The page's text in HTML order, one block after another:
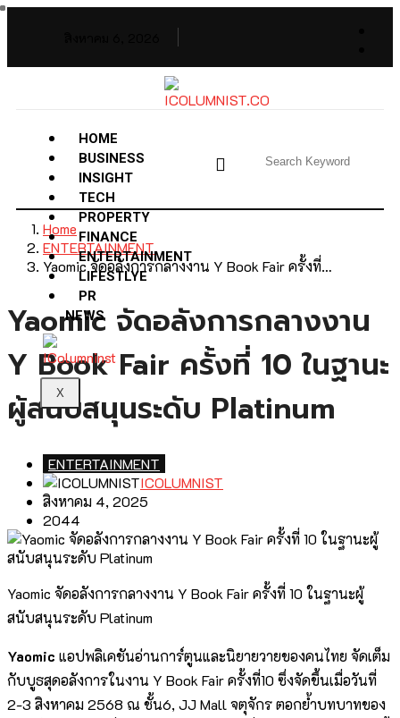
HOME
BUSINESS
INSIGHT
TECH
PROPERTY
FINANCE
ENTERTAINMENT
LIFESTLYE
PR
NEWS
X
Home
ENTERTAINMENT
Yaomic จัดอลังการกลางงาน Y Book Fair ครั้งที่…
Yaomic จัดอลังการกลางงาน
Y Book Fair ครั้งที่ 10 ในฐานะ
ผู้สนับสนุนระดับ Platinum
ENTERTAINMENT
ICOLUMNIST
สิงหาคม 4, 2025
2044
Yaomic จัดอลังการกลางงาน Y Book Fair ครั้งที่ 10 ในฐานะผู้
สนับสนุนระดับ Platinum
Yaomic แอปพลิเคชันอ่านการ์ตูนและนิยายวายของคนไทย จัดเต็ม
กับบูธสุดอลังการในงาน Y Book Fair ครั้งที่10 ซึ่งจัดขึ้นเมื่อวันที่
2-3 สิงหาคม 2568 ณ ชั้น6, JJ Mall จตุจักร ตอกย้ำบทบาทของ